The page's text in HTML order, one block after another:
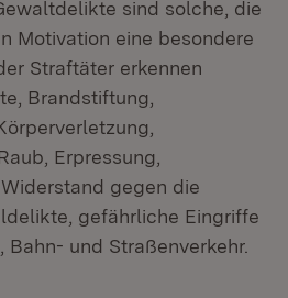
sind solche, die
Motivation eine besondere
Straftäter erkennen
Brandstiftung,
Erpressung,
gegen die
gefährliche Eingriffe
und Straßenverkehr.